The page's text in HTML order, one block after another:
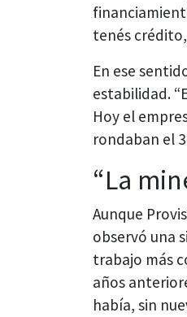
tenés
En ese
estabilidad.
Hoy el
rondaban el
“La
Aunque
observó una
trabajo más
años
había, sin